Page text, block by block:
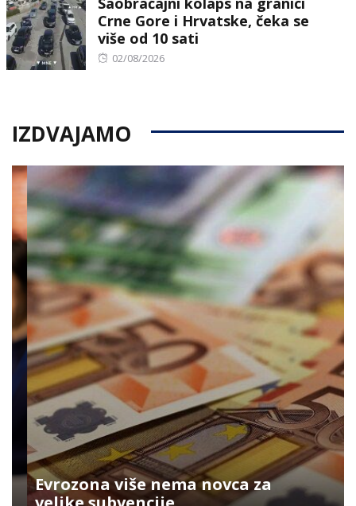
Crne Gore i Hrvatske, čeka se
više od 10 sati
Posted
02/08/2026
IZDVAJAMO
Evrozona više nema novca za